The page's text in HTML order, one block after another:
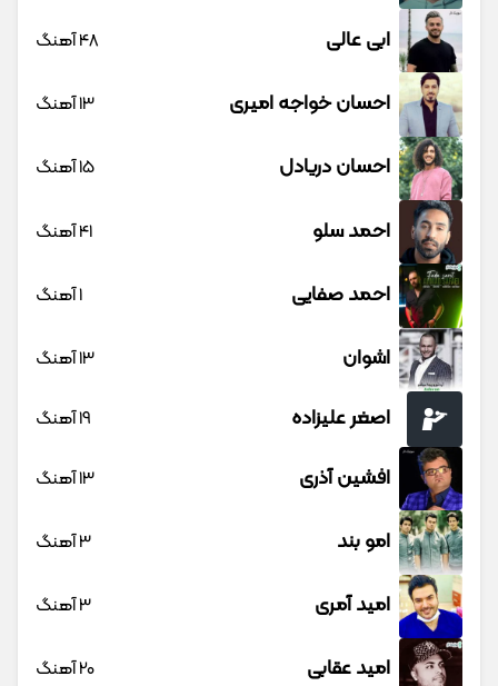
ابی عالی 48 آهنگ
احسان خواجه امیری 13 آهنگ
احسان دریادل 15 آهنگ
احمد سلو 41 آهنگ
احمد صفایی 1 آهنگ
اشوان 13 آهنگ
اصغر علیزاده 19 آهنگ
افشین آذری 13 آهنگ
امو بند 3 آهنگ
امید آمری 3 آهنگ
امید عقابی 20 آهنگ